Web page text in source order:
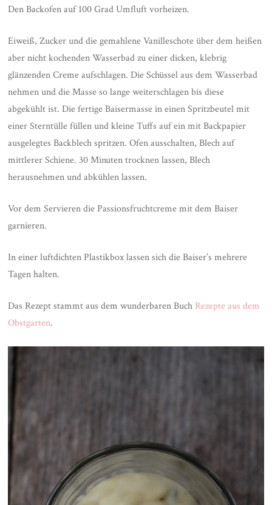
Den Backofen auf 100 Grad Umfluft vorheizen.
Eiweiß, Zucker und die gemahlene Vanilleschote über dem heißen
aber nicht kochenden Wasserbad zu einer dicken, klebrig
glänzenden Creme aufschlagen. Die Schüssel aus dem Wasserbad
nehmen und die Masse so lange weiterschlagen bis diese
abgekühlt ist. Die fertige Baisermasse in einen Spritzbeutel mit
einer Sterntülle füllen und kleine Tuffs auf ein mit Backpapier
ausgelegtes Backblech spritzen. Ofen ausschalten, Blech auf
mittlerer Schiene. 30 Minuten trocknen lassen, Blech
herausnehmen und abkühlen lassen.
Vor dem Servieren die Passionsfruchtcreme mit dem Baiser
garnieren.
In einer luftdichten Plastikbox lassen sich die Baiser’s mehrere
Tagen halten.
Das Rezept stammt aus dem wunderbaren Buch Rezepte aus dem
Obstgarten.